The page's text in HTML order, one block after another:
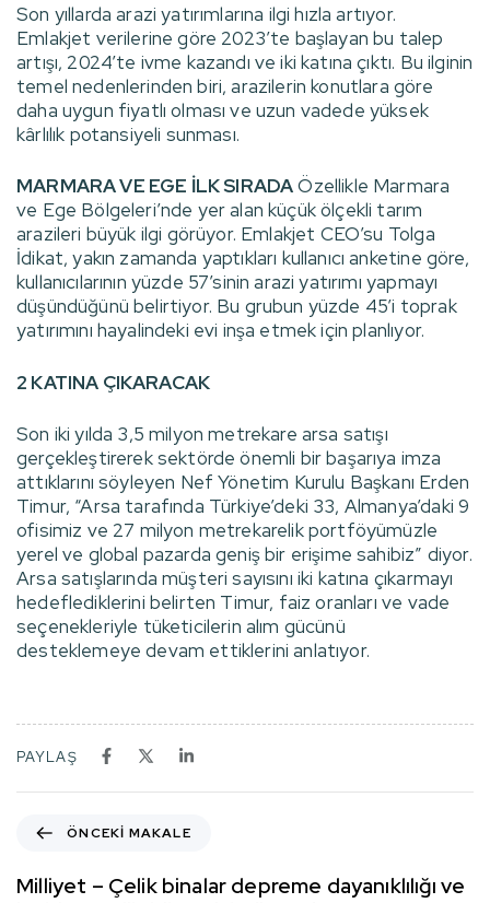
Son yıllarda arazi yatırımlarına ilgi hızla artıyor.
Emlakjet verilerine göre 2023’te başlayan bu talep
artışı, 2024’te ivme kazandı ve iki katına çıktı. Bu ilginin
temel nedenlerinden biri, arazilerin konutlara göre
daha uygun fiyatlı olması ve uzun vadede yüksek
kârlılık potansiyeli sunması.
MARMARA VE EGE İLK SIRADAÖzellikle Marmara
ve Ege Bölgeleri’nde yer alan küçük ölçekli tarım
arazileri büyük ilgi görüyor. Emlakjet CEO’su Tolga
İdikat, yakın zamanda yaptıkları kullanıcı anketine göre,
kullanıcılarının yüzde 57’sinin arazi yatırımı yapmayı
düşündüğünü belirtiyor. Bu grubun yüzde 45’i toprak
yatırımını hayalindeki evi inşa etmek için planlıyor.
2 KATINA ÇIKARACAK
Son iki yılda 3,5 milyon metrekare arsa satışı
gerçekleştirerek sektörde önemli bir başarıya imza
attıklarını söyleyen Nef Yönetim Kurulu Başkanı Erden
Timur, “Arsa tarafında Türkiye’deki 33, Almanya’daki 9
ofisimiz ve 27 milyon metrekarelik portföyümüzle
yerel ve global pazarda geniş bir erişime sahibiz” diyor.
Arsa satışlarında müşteri sayısını iki katına çıkarmayı
hedeflediklerini belirten Timur, faiz oranları ve vade
seçenekleriyle tüketicilerin alım gücünü
desteklemeye devam ettiklerini anlatıyor.
PAYLAŞ
ÖNCEKI MAKALE
Milliyet – Çelik binalar depreme dayanıklılığı ve